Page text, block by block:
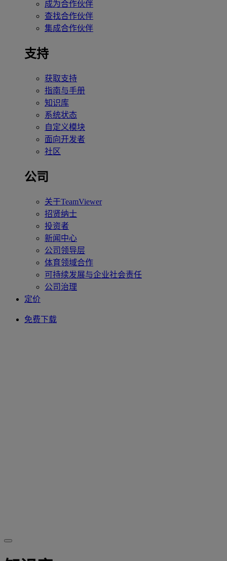
成为合作伙伴
查找合作伙伴
集成合作伙伴
支持
获取支持
指南与手册
知识库
系统状态
自定义模块
面向开发者
社区
公司
关于TeamViewer
招贤纳士
投资者
新闻中心
公司领导层
体育领域合作
可持续发展与企业社会责任
公司治理
定价
免费下载